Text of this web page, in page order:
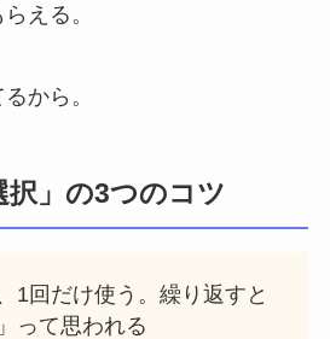
える。
から。
択」の3つのコツ
1回だけ使う。繰り返すと
って思われる